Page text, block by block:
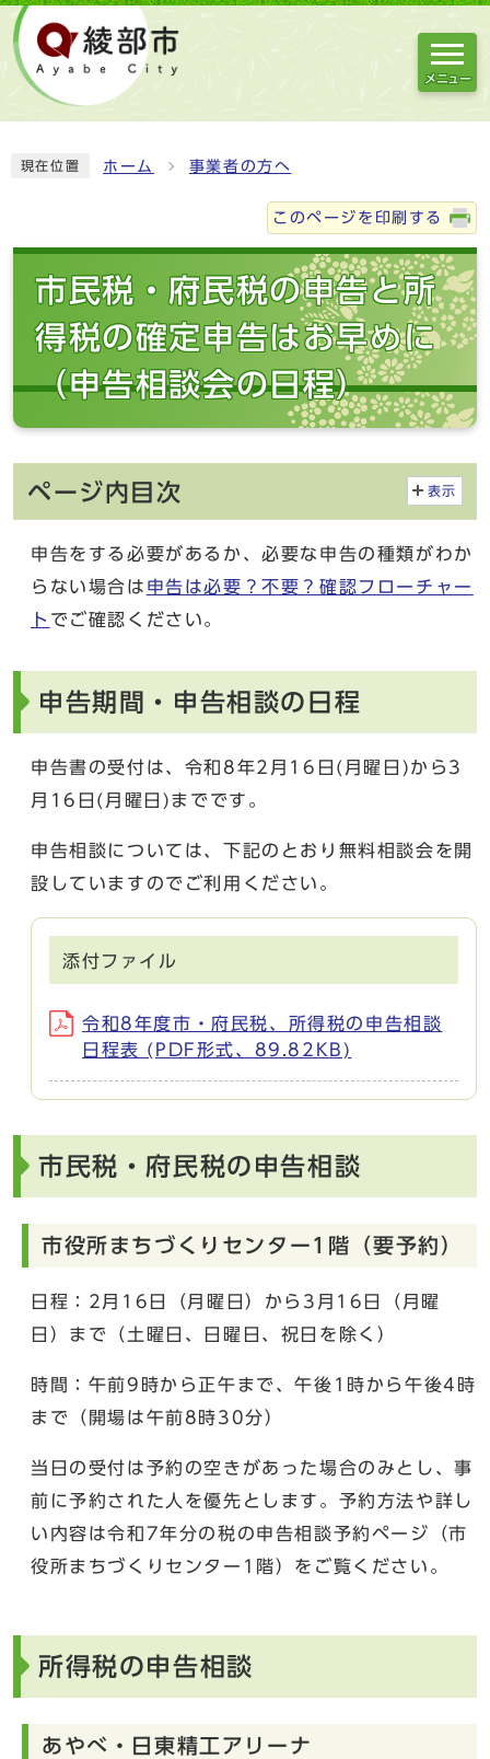
メニュー
現在位置 ホーム 事業者の方へ
このページを印刷する
市民税・府民税の申告と所
得税の確定申告はお早めに
（申告相談会の日程）
ページ内目次 表示
申告をする必要があるか、必要な申告の種類がわか
らない場合は 申告は必要？不要？確認フローチャー
ト でご確認ください。
申告期間・申告相談の日程
申告書の受付は、令和8年2月16日(月曜日)から3
月16日(月曜日)までです。
申告相談については、下記のとおり無料相談会を開
設していますのでご利用ください。
添付ファイル
令和8年度市・府民税、所得税の申告相談
日程表 (PDF形式、89.82KB)
市民税・府民税の申告相談
市役所まちづくりセンター1階（要予約）
日程：2月16日（月曜日）から3月16日（月曜
日）まで（土曜日、日曜日、祝日を除く）
時間：午前9時から正午まで、午後1時から午後4時
まで（開場は午前8時30分）
当日の受付は予約の空きがあった場合のみとし、事
前に予約された人を優先とします。予約方法や詳し
い内容は令和7年分の税の申告相談予約ページ（市
役所まちづくりセンター1階）をご覧ください。
所得税の申告相談
あやべ・日東精工アリーナ